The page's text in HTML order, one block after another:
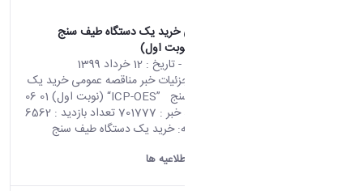
مناقصه عمومی خرید یک دستگاه طیف سنج ‏ ‏
- تاریخ : 12 خرداد 1399
صفحه اصلی جزئیات خبر مناقصه عمومی خرید یک
دستگاه طیف سنج ‏ ‏ ‏‎“ICP-OES”‎‏ (نوبت اول)‏ 01 06
2020 04:22 کد خبر : 701777 تعداد بازدید : 6562
موضوع مناقصه: خرید یک دستگاه طیف سنج ‏ ‏
اطلاعیه ها